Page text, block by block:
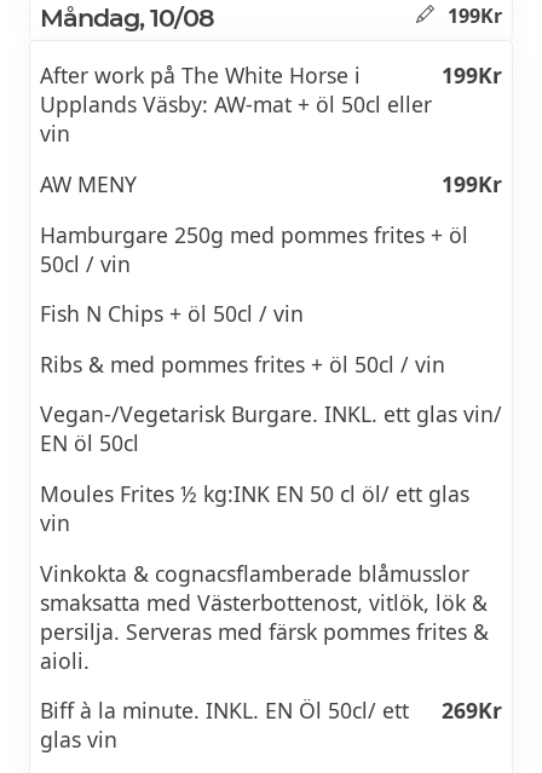
Måndag, 10/08 199Kr
After work på The White Horse i
Upplands Väsby: AW-mat + öl 50cl eller
vin
199Kr
AW MENY
199Kr
Hamburgare 250g med pommes frites + öl
50cl / vin
Fish N Chips + öl 50cl / vin
Ribs & med pommes frites + öl 50cl / vin
Vegan-/Vegetarisk Burgare. INKL. ett glas vin/
EN öl 50cl
Moules Frites ½ kg:INK EN 50 cl öl/ ett glas
vin
Vinkokta & cognacsflamberade blåmusslor
smaksatta med Västerbottenost, vitlök, lök &
persilja. Serveras med färsk pommes frites &
aioli.
Biff à la minute. INKL. EN Öl 50cl/ ett
glas vin
269Kr